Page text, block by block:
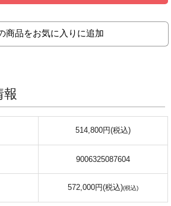
商品をお気に入りに追加
報
514,800円(税込)
9006325087604
572,000円(税込)